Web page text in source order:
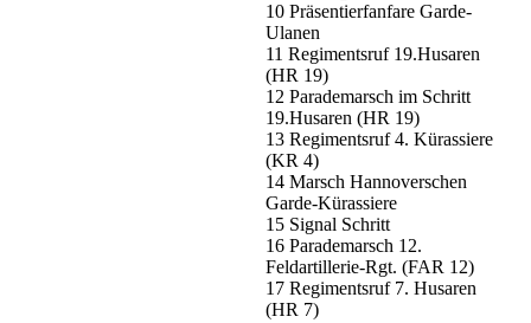
10 Präsentierfanfare Garde-
Ulanen
11 Regimentsruf 19.Husaren
(HR 19)
12 Parademarsch im Schritt
19.Husaren (HR 19)
13 Regimentsruf 4. Kürassiere
(KR 4)
14 Marsch Hannoverschen
Garde-Kürassiere
15 Signal Schritt
16 Parademarsch 12.
Feldartillerie-Rgt. (FAR 12)
17 Regimentsruf 7. Husaren
(HR 7)